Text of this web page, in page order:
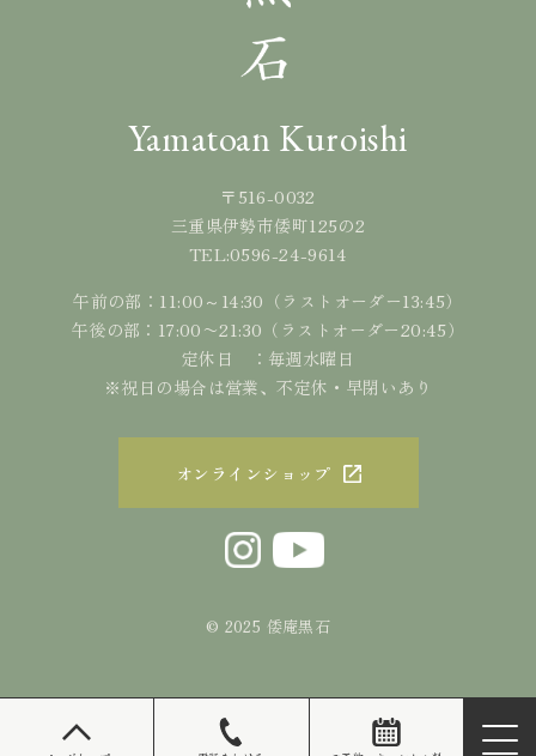
Yamatoan Kuroishi
〒516-0032
三重県伊勢市倭町125の2
TEL:0596-24-9614
午前の部：11:00～14:30（ラストオーダー13:45）
午後の部：17:00〜21:30（ラストオーダー20:45）
定休日 ：毎週水曜日
※祝日の場合は営業、不定休・早閉いあり
オンラインショップ
© 2025 倭庵黒石